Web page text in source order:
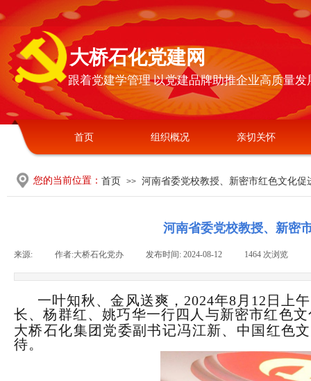
首页 组织概况 亲切关怀
大桥石化党建网
跟着党建学管理 以党建品牌助推企业高质量发
首页 >> 河南省委党校教授、新密市红色文化
您的当前位置：
河南省委党校教授、新密
来源: 作者:大桥石化党办 发布时间: 2024-08-12 1464 次浏览
一叶知秋、金风送爽， 2024年8月12日上
长、杨群红、姚巧华一行四人与新密市红色
大桥石化集团党委副书记冯江新、 中国红色
待。